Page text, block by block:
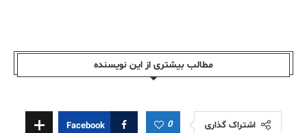
مطالب بیشتری از این نویسندە
اشتراک گذاری 0
Facebook